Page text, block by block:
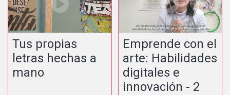
Tus propias
letras hechas a
mano
Emprende con el
arte: Habilidades
digitales e
innovación - 2